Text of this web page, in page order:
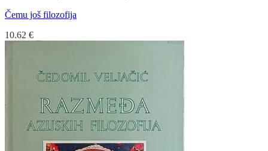
Čemu još filozofija
10.62 €